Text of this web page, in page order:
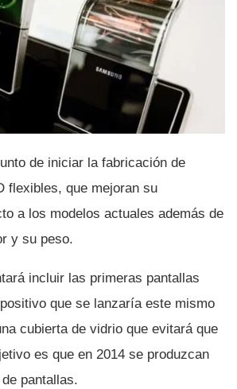
de iniciar la fabricación de
flexibles, que mejoran su
a los modelos actuales además de
y su peso.
incluir las primeras pantallas
que se lanzarí­a este mismo
cubierta de vidrio que evitará que
es que en 2014 se produzcan
pantallas.